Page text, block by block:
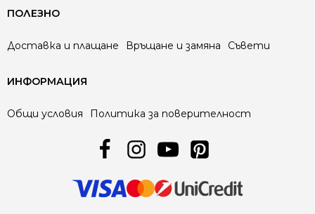
ПОЛЕЗНО
Доставка и плащане Връщане и замяна Съвети
ИНФОРМАЦИЯ
Общи условия Политика за поверителност